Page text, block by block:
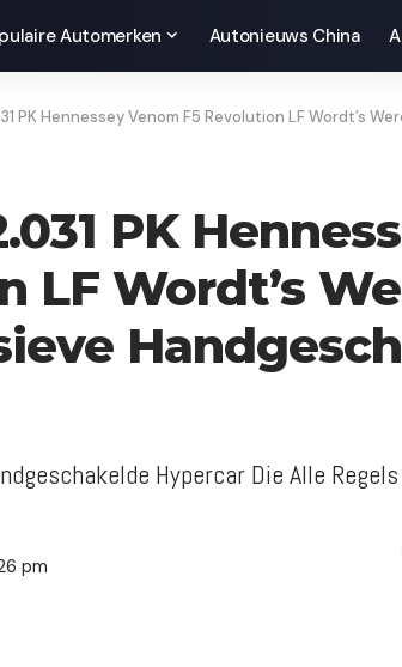
Automerken Autonieuws China
Hennessey Venom F5 Revolution LF Wordt’s Werelds
PK
LF Wordt’s
Hypercar Die Alle
pm